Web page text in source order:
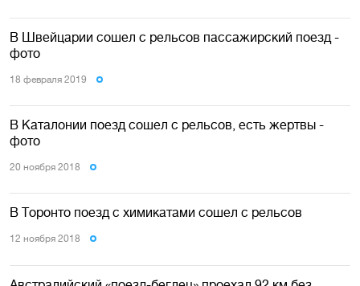
В Швейцарии сошел с рельсов пассажирский поезд -
фото
18 февраля 2019
В Каталонии поезд сошел с рельсов, есть жертвы -
фото
20 ноября 2018
В Торонто поезд с химикатами сошел с рельсов
12 ноября 2018